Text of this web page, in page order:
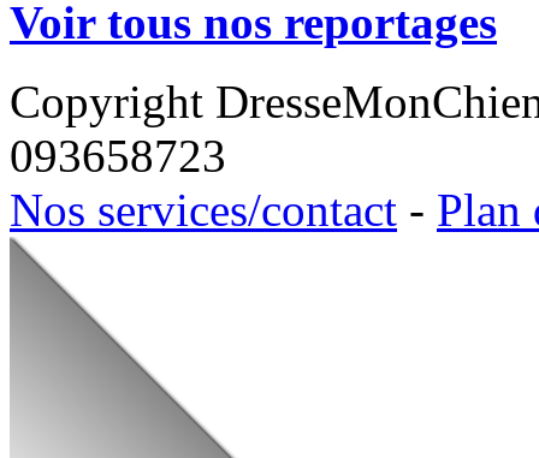
Voir tous nos reportages
Copyright
093658723
Nos services/contact - Plan